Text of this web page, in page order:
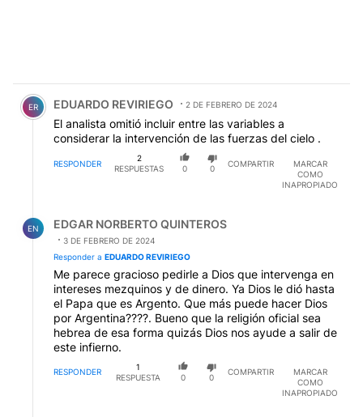
Comentario de EDUARDO REVIRIEGO.
ER EDUARDO REVIRIEGO 2 DE FEBRERO DE 2024
El analista omitió incluir entre las variables a
considerar la intervención de las fuerzas del cielo .
RESPONDER
2
RESPUESTAS
0 0
COMPARTIR
MARCAR
COMO
INAPROPIADO
EN EDGAR NORBERTO QUINTEROS
3 DE FEBRERO DE 2024
Responder a EDUARDO REVIRIEGO
Me parece gracioso pedirle a Dios que intervenga en
intereses mezquinos y de dinero. Ya Dios le dió hasta
el Papa que es Argento. Que más puede hacer Dios
por Argentina????. Bueno que la religión oficial sea
hebrea de esa forma quizás Dios nos ayude a salir de
este infierno.
RESPONDER
1
RESPUESTA
0 0
COMPARTIR
MARCAR
COMO
INAPROPIADO